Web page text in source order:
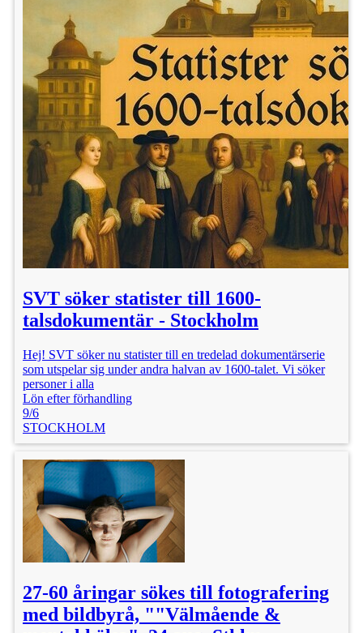
SVT söker statister till 1600-
talsdokumentär - Stockholm
Hej! SVT söker nu statister till en tredelad dokumentärserie
som utspelar sig under andra halvan av 1600-talet. Vi söker
personer i alla
Lön efter förhandling
9/6
STOCKHOLM
27-60 åringar sökes till fotografering
med bildbyrå, ""Välmående &